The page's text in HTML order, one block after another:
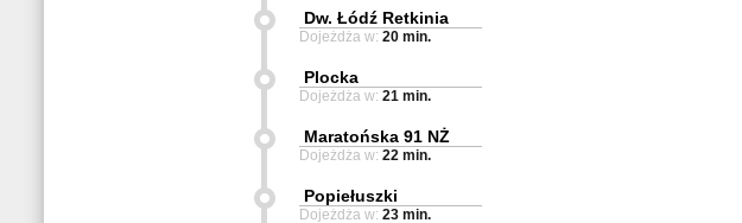
Dw. Łódź Retkinia
Dojeżdża w: 20 min.
Plocka
Dojeżdża w: 21 min.
Maratońska 91 NŻ
Dojeżdża w: 22 min.
Popiełuszki
Dojeżdża w: 23 min.